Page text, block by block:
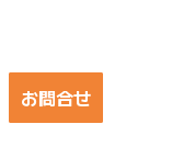
お問合せ